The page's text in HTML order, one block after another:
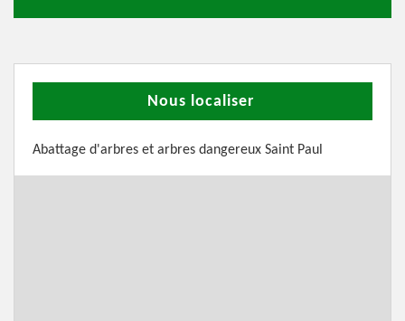
Nous localiser
Abattage d'arbres et arbres dangereux Saint Paul